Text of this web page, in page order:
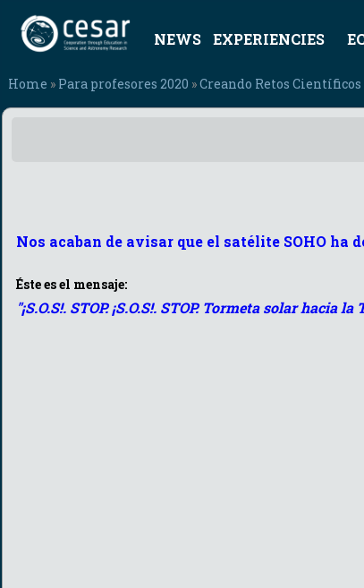
NEWS EXPERIENCIES
Home » Para profesores 2020 »Creando Retos
Nos acaban de avisar que el satélite SOHO ha
Éste es el mensaje:
"¡S.O.S!. STOP. ¡S.O.S!. STOP. Tormeta solar hacia